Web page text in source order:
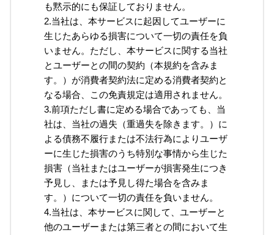
も黙示的にも保証しておりません。
2.当社は、本サービスに起因してユーザーに
生じたあらゆる損害について一切の責任を負
いません。ただし、本サービスに関する当社
とユーザーとの間の契約（本規約を含みま
す。）が消費者契約法に定める消費者契約と
なる場合、この免責規定は適用されません。
3.前項ただし書に定める場合であっても、当
社は、当社の過失（重過失を除きます。）に
よる債務不履行または不法行為によりユーザ
ーに生じた損害のうち特別な事情から生じた
損害（当社またはユーザーが損害発生につき
予見し、または予見し得た場合を含みま
す。）について一切の責任を負いません。
4.当社は、本サービスに関して、ユーザーと
他のユーザーまたは第三者との間において生